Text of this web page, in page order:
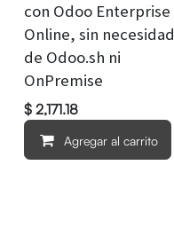
con Odoo Enterprise
Online, sin necesidad
de Odoo.sh ni
OnPremise
$ 2,171.18
Agregar al carrito